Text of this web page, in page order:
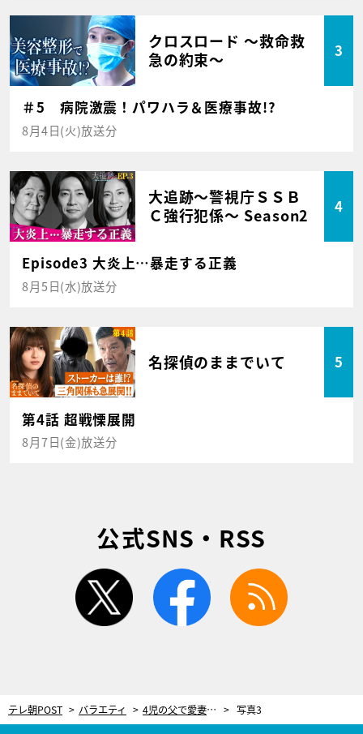
クロスロード ～救命救
急の約束～
3
＃5 病院激震！パワハラ＆医療事故!?
8月4日(火)放送分
大追跡～警視庁ＳＳＢ
Ｃ強行犯係～ Season2
4
Episode3 大炎上…暴走する正義
8月5日(水)放送分
名探偵のままでいて 5
第4話 超戦慄展開
8月7日(金)放送分
公式SNS・RSS
twitter facebook
テレ朝POST バラエティ 4児の父で愛妻家、“オシャレ俳優”滝藤賢一。家は狭くて大変だが「子供たちとくっついて過ごしたい」 写真3